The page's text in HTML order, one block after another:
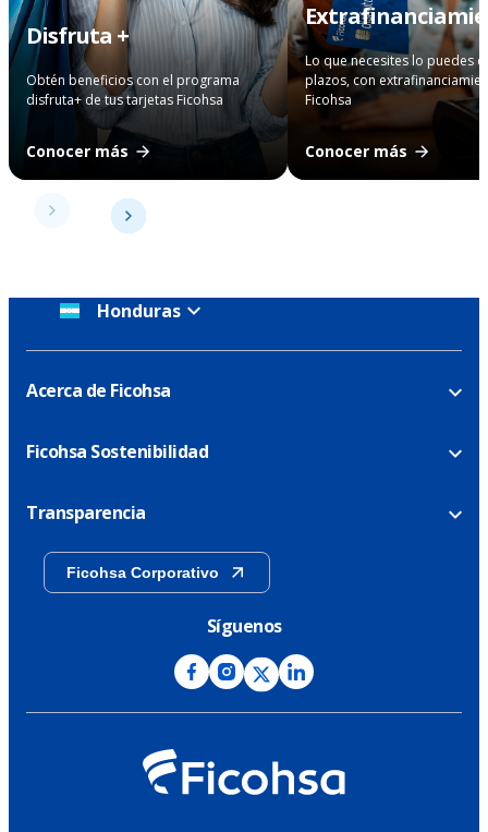
Disfruta +
Obtén beneficios con el programa
disfruta+ de tus tarjetas Ficohsa
Conocer más
Lo que necesites lo puedes
plazos, con
Ficohsa
Conocer más
Honduras
Acerca de Ficohsa
Ficohsa Sostenibilidad
Transparencia
Ficohsa Corporativo
Síguenos